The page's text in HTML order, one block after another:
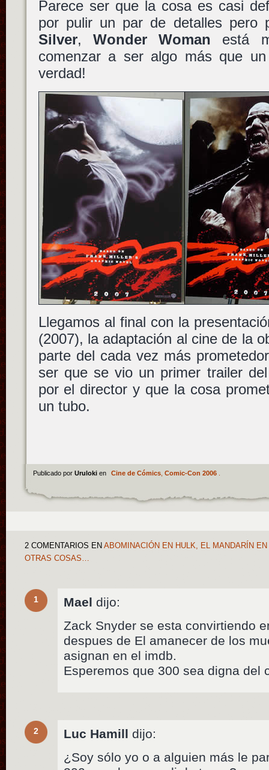
Parece ser que la cosa es casi
por pulir un par de detalles pero
Silver, Wonder Woman está
comenzar a ser algo más que
verdad!
Llegamos al final con la
(2007), la adaptación al cine de la
parte del cada vez más
ser que se vio un primer trailer
por el director y que la cosa
un tubo.
Publicado por Uruloki en Cine de Cómics, Comic-Con 2006.
2 COMENTARIOS EN ABOMINACIÓN EN HULK, EL MANDARÍN
OTRAS COSAS…
1 Mael dijo:
Zack Snyder se esta convirtiendo
despues de El amanecer de los
asignan en el imdb.
Esperemos que 300 sea digna del
2 Luc Hamill dijo:
¿Soy sólo yo o a alguien más le